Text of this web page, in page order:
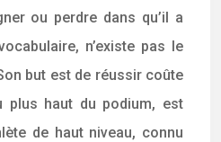
ou perdre dans qu’il a
n’existe pas le
but est de réussir coûte
plus haut du podium, est
de haut niveau, connu